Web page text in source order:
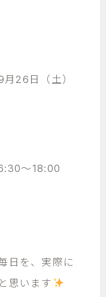
26日（土）
～18:00
日を、実際に
思います